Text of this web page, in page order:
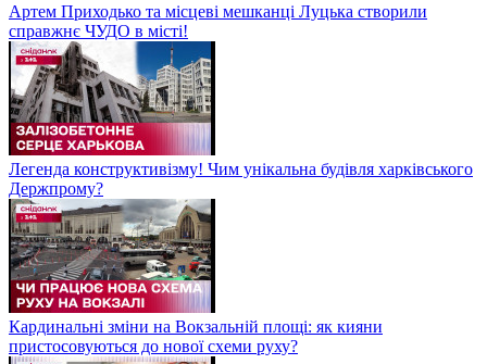
Артем Приходько та місцеві мешканці Луцька створили
справжнє ЧУДО в місті!
Легенда конструктивізму! Чим унікальна будівля харківського
Держпрому?
Кардинальні зміни на Вокзальній площі: як кияни
пристосовуються до нової схеми руху?